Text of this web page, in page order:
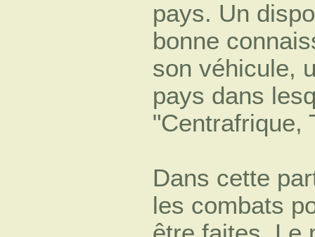
pays. Un
bonne
son véhicule,
pays dans
"Centrafrique,
Dans cette
les combats